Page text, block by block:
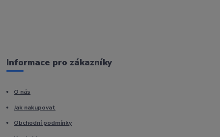
Informace pro zákazníky
O nás
Jak nakupovat
Obchodní podmínky